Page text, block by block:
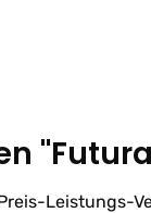
Leistungs-